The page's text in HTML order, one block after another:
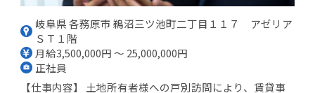
岐阜県 各務原市 鵜沼三ツ池町二丁目１１７ アゼリア
ＳＴ１階
月給3,500,000円 ～ 25,000,000円
正社員
【仕事内容】 土地所有者様への戸別訪問により、賃貸事